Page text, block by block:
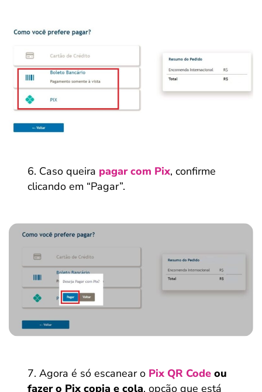
Caso queira pagar com Pix, confirme
clicando em “Pagar”.
Agora é só escanear o Pix QR Code ou
fazer o Pix copia e cola, opção que está